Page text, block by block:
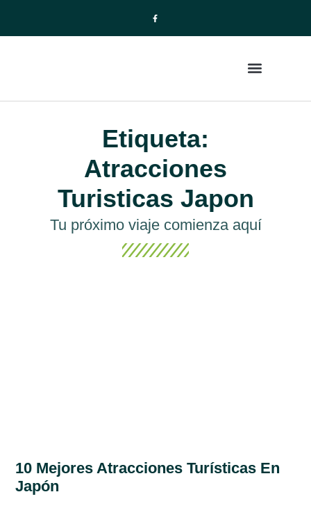
Etiqueta:
Atracciones
Turisticas Japon
Tu próximo viaje comienza aquí
10 Mejores Atracciones Turísticas En
Japón